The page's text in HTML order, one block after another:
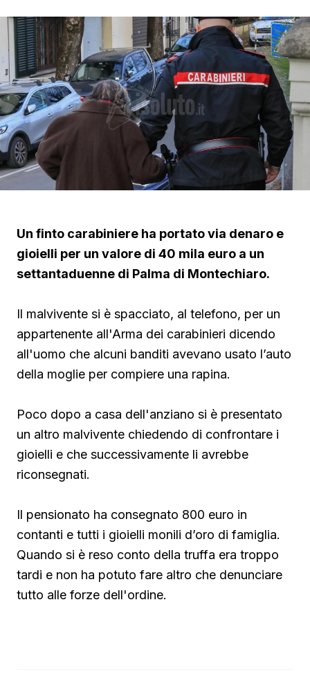
Un finto carabiniere ha portato via denaro e
gioielli per un valore di 40 mila euro a un
settantaduenne di Palma di Montechiaro.
Il malvivente si è spacciato, al telefono, per un
appartenente all'Arma dei carabinieri dicendo
all'uomo che alcuni banditi avevano usato l’auto
della moglie per compiere una rapina.
Poco dopo a casa dell'anziano si è presentato
un altro malvivente chiedendo di confrontare i
gioielli e che successivamente li avrebbe
riconsegnati.
Il pensionato ha consegnato 800 euro in
contanti e tutti i gioielli monili d’oro di famiglia.
Quando si è reso conto della truffa era troppo
tardi e non ha potuto fare altro che denunciare
tutto alle forze dell'ordine.